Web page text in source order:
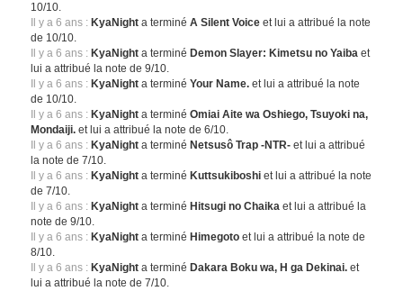
10/10.
Il y a 6 ans : KyaNight a terminéA Silent Voice et lui a attribué la note
de 10/10.
Il y a 6 ans : KyaNight a terminé Demon Slayer: Kimetsu no Yaiba et
lui a attribué la note de 9/10.
Il y a 6 ans : KyaNight a terminéYour Name. et lui a attribué la note
de 10/10.
Il y a 6 ans : KyaNight a terminéOmiai Aite wa Oshiego, Tsuyoki na,
Mondaiji. et lui a attribué la note de 6/10.
Il y a 6 ans : KyaNight a terminé Netsusô Trap -NTR- et lui a attribué
la note de 7/10.
Il y a 6 ans : KyaNight a terminé Kuttsukiboshi et lui a attribué la note
de 7/10.
Il y a 6 ans : KyaNight a terminé Hitsugi no Chaika et lui a attribué la
note de 9/10.
Il y a 6 ans : KyaNight a terminé Himegoto et lui a attribué la note de
8/10.
Il y a 6 ans : KyaNight a terminé Dakara Boku wa, H ga Dekinai. et
lui a attribué la note de 7/10.